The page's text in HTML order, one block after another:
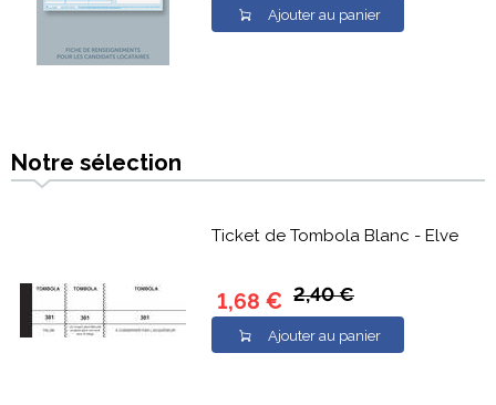
Ajouter au panier
Notre sélection
Ticket de Tombola Blanc - Elve
1,68 € 2,40 €
Ajouter au panier